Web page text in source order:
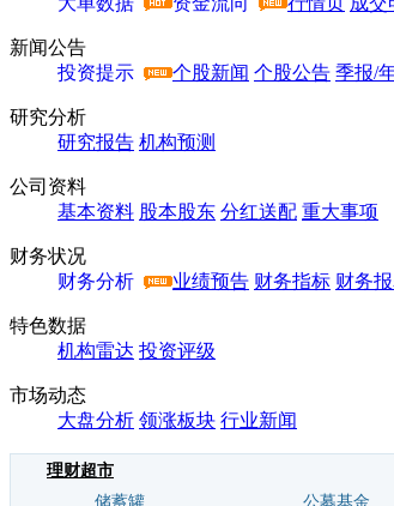
新闻公告
个股新闻 个股公告
投资提示 季报/
研究分析
研究报告 机构预测
公司资料
基本资料 股本股东 分红送配 重大事项
财务状况
业绩预告 财务指标 财务
财务分析
特色数据
机构雷达 投资评级
市场动态
大盘分析 领涨板块 行业新闻
理财超市
储蓄罐
公募基金